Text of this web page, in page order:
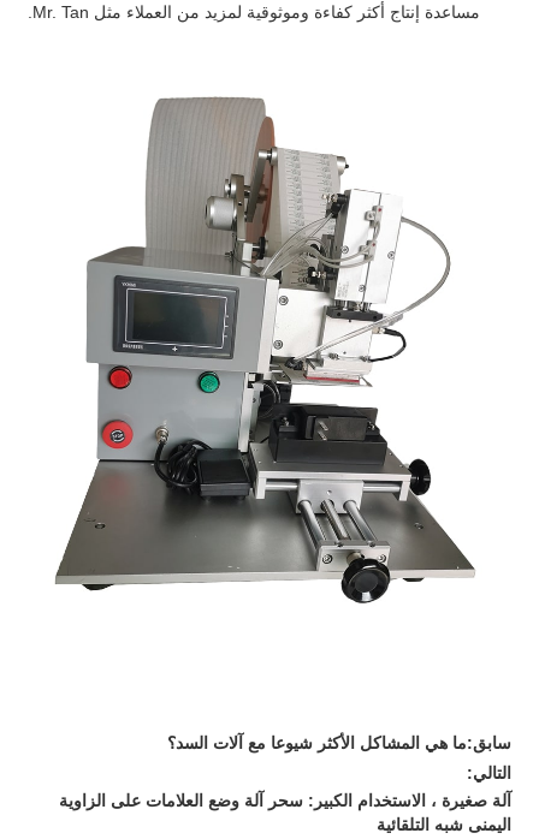
مساعدة إنتاج أكثر كفاءة وموثوقية لمزيد من العملاء مثل Mr. Tan.
سابق:ما هي المشاكل الأكثر شيوعا مع آلات السد؟
التالي:
آلة صغيرة ، الاستخدام الكبير: سحر آلة وضع العلامات على الزاوية
اليمنى شبه التلقائية